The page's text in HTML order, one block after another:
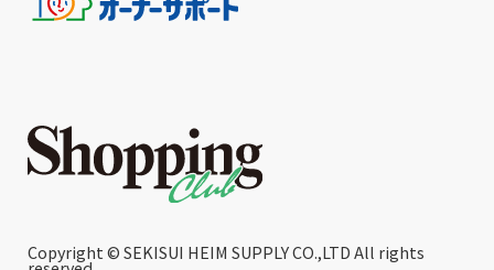
Copyright © SEKISUI HEIM SUPPLY CO.,LTD All rights